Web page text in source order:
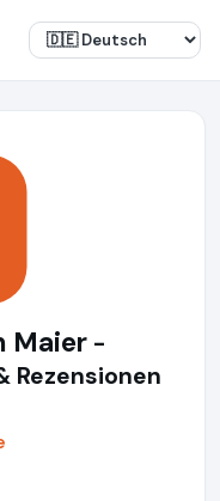
Maier -
Rezensionen